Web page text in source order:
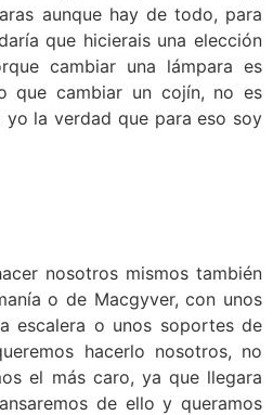
aunque hay de todo, para
que hicierais una elección
cambiar una lámpara es
que cambiar un cojín, no es
la verdad que para eso soy
nosotros mismos también
o de Macgyver, con unos
escalera o unos soportes de
hacerlo nosotros, no
el más caro, ya que llegara
de ello y queramos